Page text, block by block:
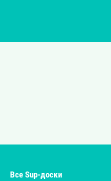
Все Sup-доски